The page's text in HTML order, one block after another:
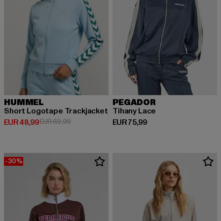
HUMMEL
Short Logotape Trackjacket
EUR 48,99
Derzeitiger Preis: EUR 48,99
EUR 69,99Aktionspreis: EUR 69,99
PEGADOR
Tihany Lace
EUR 75,99
Derzeitiger Preis: EUR 75,99
-30%